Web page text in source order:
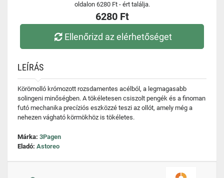
oldalon 6280 Ft - ért találja.
6280 Ft
Ellenőrizd az elérhetőséget
LEÍRÁS
Körömolló krómozott rozsdamentes acélból, a legmagasabb
solingeni minőségben. A tökéletesen csiszolt pengék és a finoman
futó mechanika precíziós eszközzé teszi az ollót, amely még a
nehezen vágható körmökhöz is tökéletes.
Márka: 3Pagen
Eladó: Astoreo